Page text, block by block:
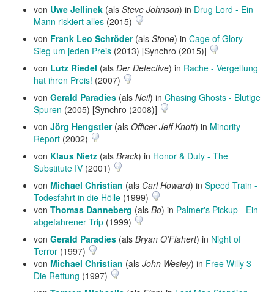
von Uwe Jellinek (als Steve Johnson) in Drug Lord - Ein
Mann riskiert alles (2015)
von Frank Leo Schröder(als Stone) in Cage of Glory -
Sieg um jeden Preis (2013) [Synchro (2015)]
von Lutz Riedel (als Der Detective) in Rache - Vergeltung
hat ihren Preis! (2007)
von Gerald Paradies (als Neil) in Chasing Ghosts - Blutige
Spuren (2005) [Synchro (2008)]
von Jörg Hengstler(als Officer Jeff Knott) in Minority
Report (2002)
von Klaus Nietz (als Brack) in Honor & Duty - The
Substitute IV (2001)
von Michael Christian (als Carl Howard) in Speed Train -
Todesfahrt in die Hölle (1999)
von Thomas Danneberg (als Bo) in Palmer's Pickup - Ein
abgefahrener Trip (1999)
von Gerald Paradies (als Bryan O’Flahert) in Night of
Terror (1997)
von Michael Christian (als John Wesley) in Free Willy 3 -
Die Rettung (1997)